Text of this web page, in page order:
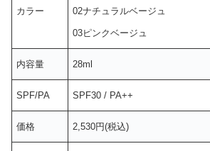
カラー 02ナチュラルベージュ
03ピンクベージュ
内容量 28ml
SPF/PA SPF30 / PA++
価格 2,530円(税込)